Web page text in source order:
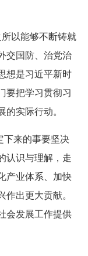
以能够不断铸就
交国防、治党治
想是习近平新时
要把学习贯彻习
实际行动。
下来的事要坚决
认识与理解，走
产业体系、加快
出更大贡献。
会发展工作提供